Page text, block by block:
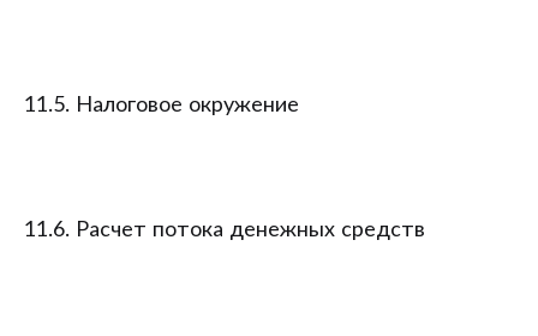
11.5. Налоговое окружение
11.6. Расчет потока денежных средств